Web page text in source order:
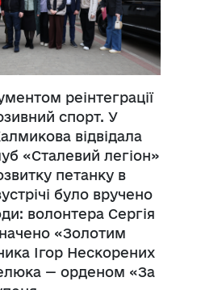
реінтеграції
спорт. У
відвідала
«Сталевий легіон»
петанку в
було вручено
волонтера Сергія
«Золотим
Ігор Нескорених
— орденом «За